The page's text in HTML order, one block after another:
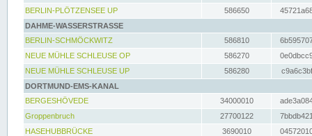
BERLIN-PLÖTZENSEE UP
586650
DAHME-WASSERSTRASSE
BERLIN-SCHMÖCKWITZ
586810
NEUE MÜHLE SCHLEUSE OP
586270
NEUE MÜHLE SCHLEUSE UP
586280
DORTMUND-EMS-KANAL
BERGESHÖVEDE
34000010
Groppenbruch
27700122
HASEHUBBRÜCKE
3690010